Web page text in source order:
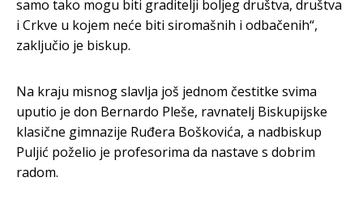
samo tako mogu biti graditelji boljeg društva, društva
i Crkve u kojem neće biti siromašnih i odbačenih“,
zaključio je biskup.
Na kraju misnog slavlja još jednom čestitke svima
uputio je don Bernardo Pleše, ravnatelj Biskupijske
klasične gimnazije Ruđera Boškovića, a nadbiskup
Puljić poželio je profesorima da nastave s dobrim
radom.